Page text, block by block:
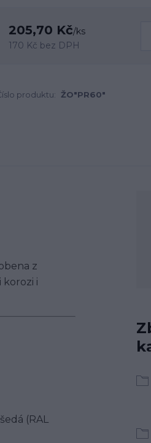
205,70 Kč/ks
170 Kč bez DPH
produktu: ŽO"PR60"
z
i
(RAL